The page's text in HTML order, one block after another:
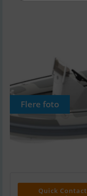
Flere foto
Quick Contact